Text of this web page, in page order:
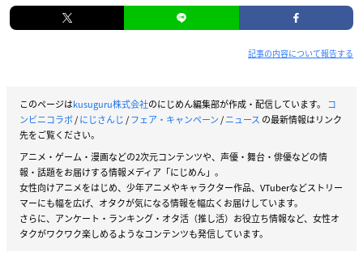
記事の内容について報告する
このページはkusuguru株式会社のにじめん編集部が作成・配信しています。 コ
ンビニコラボ/にじさんじ/フェア・キャンペーン/ニュース の最新情報はリンク
先をご覧ください。
アニメ・ゲーム・漫画などの2次元コンテンツや、声優・舞台・俳優などの情
報・話題をお届けする情報メディア「にじめん」。
女性向けアニメをはじめ、少年アニメやキャラクター作品、VTuberなどストリー
マーにも幅を広げ、オタクが気になる情報を幅広くお届けしています。
さらに、アンケート・ランキング・オタ活（推し活）お役立ち情報など、女性オ
タクがワクワク楽しめるようなコンテンツも発信しています。